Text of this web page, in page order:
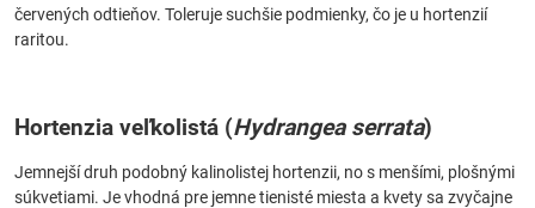
červených odtieňov. Toleruje suchšie podmienky, čo je u hortenzií
raritou.
Hortenzia veľkolistá (Hydrangea serrata)
Jemnejší druh podobný kalinolistej hortenzii, no s menšími, plošnými
súkvetiami. Je vhodná pre jemne tienisté miesta a kvety sa zvyčajne